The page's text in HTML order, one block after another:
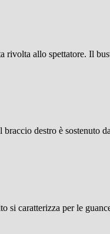
allo spettatore. Il
destro è sostenuto
si caratterizza per le